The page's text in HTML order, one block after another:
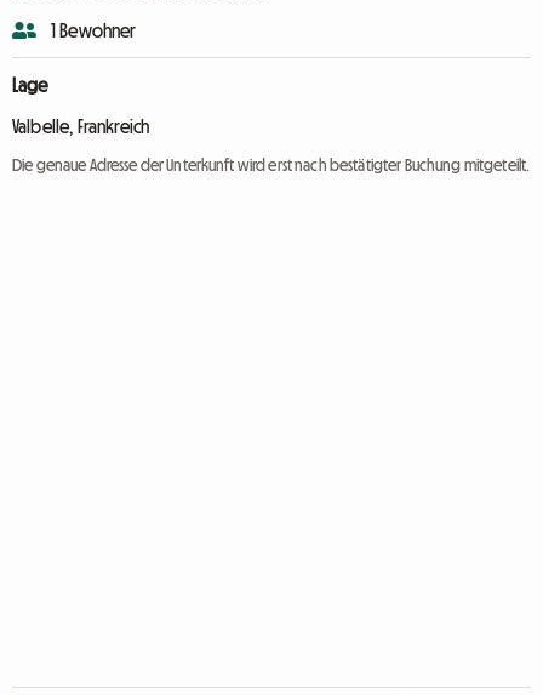
1 Bewohner
Lage
Valbelle, Frankreich
Die genaue Adresse der Unterkunft wird erst nach bestätigter Buchung mitgeteilt.